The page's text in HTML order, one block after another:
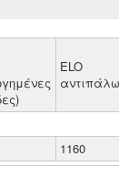
ELO
1160